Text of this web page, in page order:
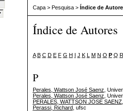
Capa> Pesquisa> Índice de
Índice de Autores
A B C D E F G H I J K L M N O P Q R
P
Perales, Wattson José Saenz ,
Perales, Wattson José Saenz ,
PERALES, WATTSON JOSE SAENZ
Perassi, Richard , ufsc